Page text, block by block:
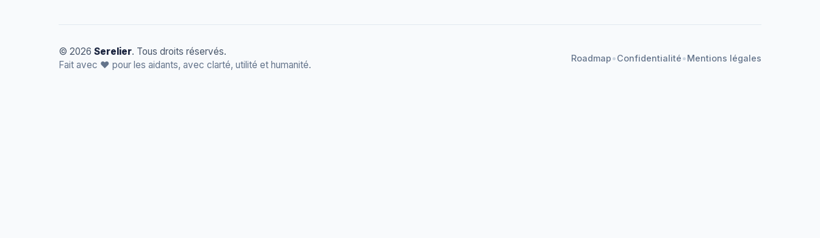
© 2026 Serelier. Tous droits réservés.
Fait avec ❤️ pour les aidants, avec clarté, utilité et humanité.
Roadmap•Confidentialité•Mentions légales